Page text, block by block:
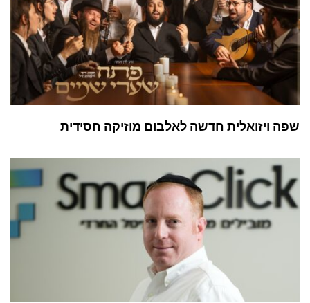
שפה ויזואלית חדשה לאלבום מוזיקה חסידית